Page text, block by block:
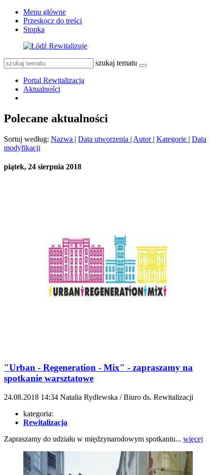
Menu główne
Przeskocz do treści
Stopka
szukaj tematu
Portal Rewitalizacja
Aktualności
Polecane aktualności
Sortuj według: Nazwa | Data utworzenia | Autor | Kategorie | Data
modyfikacji
piątek, 24 sierpnia 2018
"Urban - Regeneration - Mix" - zapraszamy na
spotkanie warsztatowe
24.08.2018 14:34 Natalia Rydlewska / Biuro ds. Rewitalizacji
kategoria:
Rewitalizacja
Zapraszamy do udziału w międzynarodowym spotkaniu... więcej